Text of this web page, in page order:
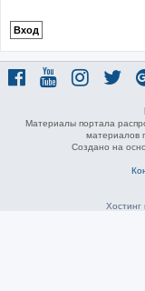
Материалы портала
материалов
Создано на
Хостинг